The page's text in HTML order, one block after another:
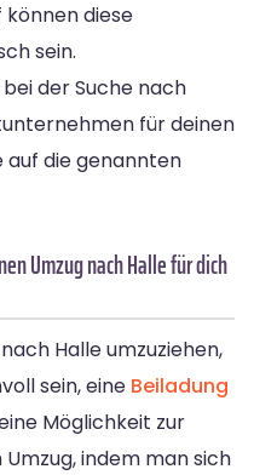
können diese
sein.
der Suche nach
für deinen
auf die genannten
Umzug nach Halle für dich
Halle umzuziehen,
sein, eine Beiladung
Möglichkeit zur
indem man sich